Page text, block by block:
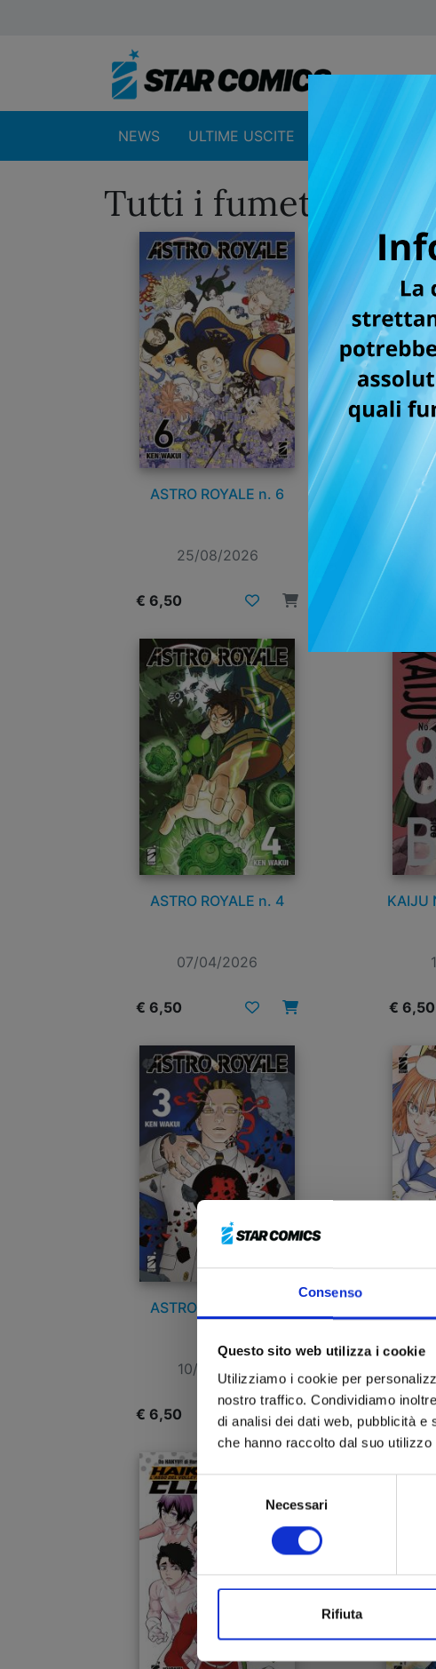
Consenso
Questo sito web utilizza i cookie
Utilizziamo i cookie per
nostro traffico. Condividiamo
di analisi dei dati web, pubblicità e
che hanno raccolto dal suo
Selezione
consenso
Necessari
Rifiuta
NEWS ULTIME USCITE
Tutti i fumetti per
ASTRO ROYALE n. 6
25/08/2026
€ 6,50
ASTRO ROYALE n. 4
07/04/2026
€ 6,50
KAIJU
€ 6,50
ASTRO ROYALE n. 3
10/02/2026
€ 6,50 € 6,50